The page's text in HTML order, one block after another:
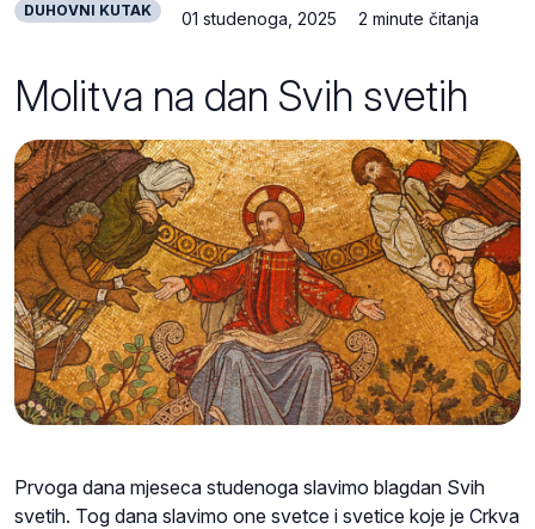
DUHOVNI KUTAK 01 studenoga, 2025 2 minute čitanja
Molitva na dan Svih svetih
Prvoga dana mjeseca studenoga slavimo blagdan Svih
svetih. Tog dana slavimo one svetce i svetice koje je Crkva